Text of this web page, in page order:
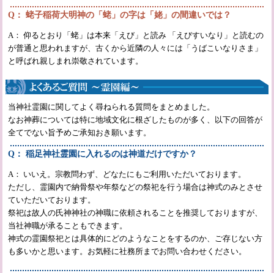
Q： 蛯子稲荷大明神の「蛯」の字は「姥」の間違いでは？
A： 仰るとおり「蛯」は本来「えび」と読み 「えびすいなり」と読むの
が普通と思われますが、古くから近隣の人々には「うばこいなりさま」
と呼ばれ親しまれ崇敬されています。
当神社霊園に関してよく尋ねられる質問をまとめました。
なお神葬については特に地域文化に根ざしたものが多く、以下の回答が
全てでない旨予めご承知おき願います。
Q： 稲足神社霊園に入れるのは神道だけですか？
A： いいえ。宗教問わず、どなたにもご利用いただいております。
ただし、霊園内で納骨祭や年祭などの祭祀を行う場合は神式のみとさせ
ていただいております。
祭祀は故人の氏神神社の神職に依頼されることを推奨しておりますが、
当社神職が承ることもできます。
神式の霊園祭祀とは具体的にどのようなことをするのか、ご存じない方
も多いかと思います。お気軽に社務所までお問い合わせください。